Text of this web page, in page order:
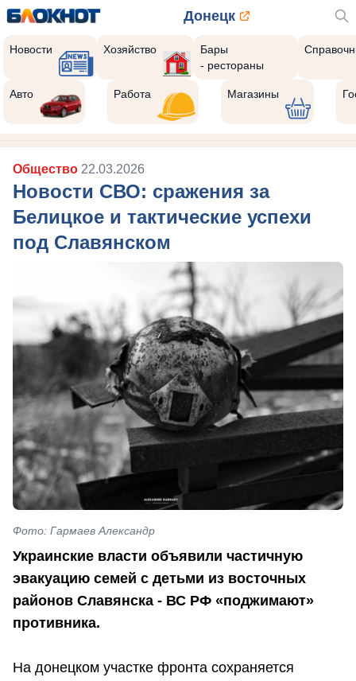
Донецк
Новости Хозяйство
Бары
- рестораны
Авто Работа Магазины
Общество 22.03.2026
Новости СВО: сражения за
Белицкое и тактические успехи
под Славянском
Фото: Гармаев Александр
Украинские власти объявили частичную
эвакуацию семей с детьми из восточных
районов Славянска - ВС РФ «поджимают»
противника.
На донецком участке фронта сохраняется